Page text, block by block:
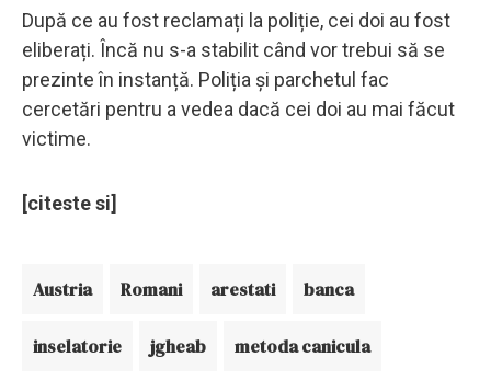
După ce au fost reclamați la poliție, cei doi au fost
eliberați. Încă nu s-a stabilit când vor trebui să se
prezinte în instanță. Poliția și parchetul fac
cercetări pentru a vedea dacă cei doi au mai făcut
victime.
[citeste si]
Austria Romani arestati banca
inselatorie jgheab metoda canicula